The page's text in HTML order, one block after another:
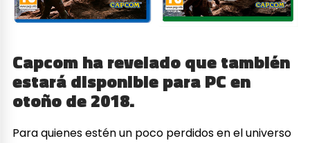
Capcom ha revelado que también
estará disponible para PC en
otoño de 2018.
Para quienes estén un poco perdidos en el universo